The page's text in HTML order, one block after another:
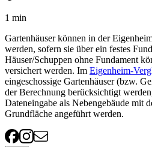
1 min
Gartenhäuser können in der
werden, sofern sie über ein festes
Häuser/Schuppen ohne Fundament
versichert werden. Im Eigenheim-
eingeschossige Gartenhäuser (bzw.
der Berechnung berücksichtigt
Dateneingabe als Nebengebäude mit
Grundfläche angeführt werden.